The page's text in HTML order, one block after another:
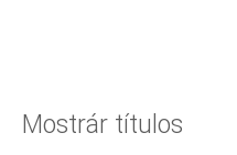
Mostrár títulos